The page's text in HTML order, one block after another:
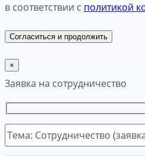
в соответствии с политикой
Согласиться и продолжить
×
Заявка на сотрудничество